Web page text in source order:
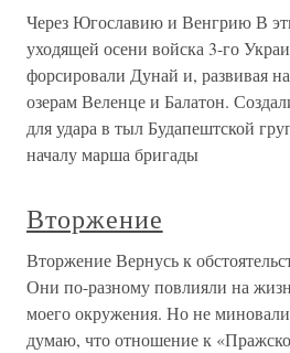
Через Югославию и Венгрию В
уходящей осени войска 3-го
форсировали Дунай и, развивая
озерам Веленце и Балатон.
для удара в тыл Будапештской
началу марша бригады
Вторжение
Вторжение Вернусь к
Они по-разному повлияли на
моего окружения. Но не
думаю, что отношение к